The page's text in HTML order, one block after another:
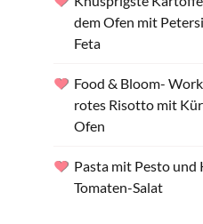
dem Ofen mit
Feta
Food & Bloom-
rotes Risotto mit
Ofen
Pasta mit Pesto und
Tomaten-Salat